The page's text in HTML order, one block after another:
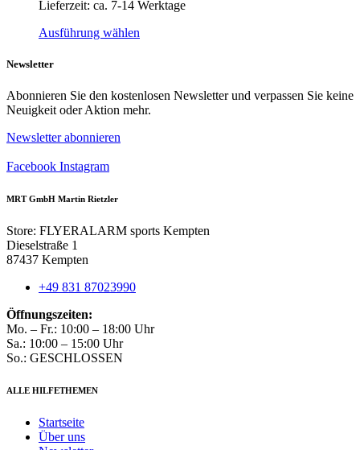
Lieferzeit: ca. 7-14 Werktage
Ausführung wählen
Varianten
auf.
Die
Newsletter
Abonnieren Sie den kostenlosen Newsletter und verpassen Sie keine
Neuigkeit oder Aktion mehr.
Newsletter abonnieren
Facebook Instagram
MRT GmbH Martin Rietzler
Store: FLYERALARM sports Kempten
Dieselstraße 1
87437 Kempten
+49 831 87023990
Öffnungszeiten:
Mo. – Fr.: 10:00 – 18:00 Uhr
Sa.: 10:00 – 15:00 Uhr
So.: GESCHLOSSEN
ALLE HILFETHEMEN
Startseite
Über uns